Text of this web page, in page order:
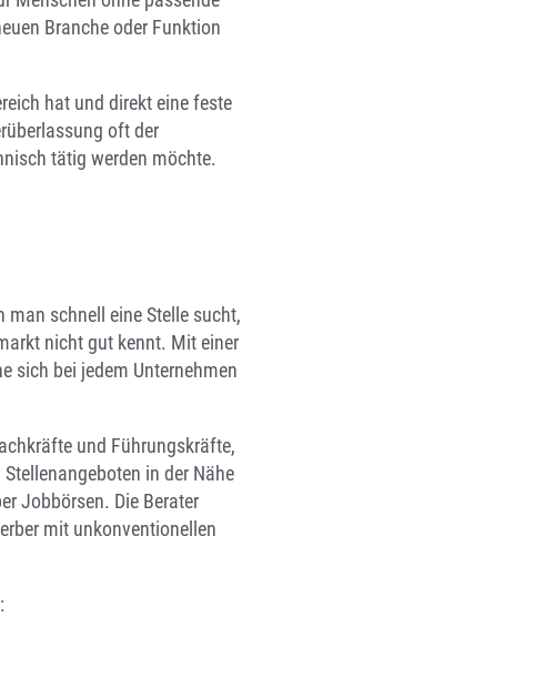
Branche oder Funktion
hat und direkt eine feste
oft der
tätig werden möchte.
man schnell eine Stelle sucht,
nicht gut kennt. Mit einer
sich bei jedem Unternehmen
und Führungskräfte,
in der Nähe
Jobbörsen. Die Berater
mit unkonventionellen